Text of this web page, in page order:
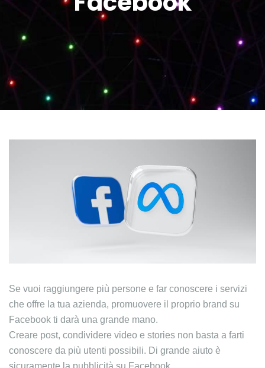
Se vuoi raggiungere più persone e far conoscere i servizi
che offre la tua azienda, promuovere il proprio brand su
Facebook ti darà una grande mano.
Creare post, condividere video e stories non basta a farti
conoscere da più utenti possibili. Di grande aiuto è
sicuramente la pubblicità su Facebook.